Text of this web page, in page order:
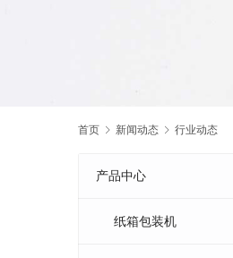
首页 新闻动态 行业动态
产品中心
纸箱包装机